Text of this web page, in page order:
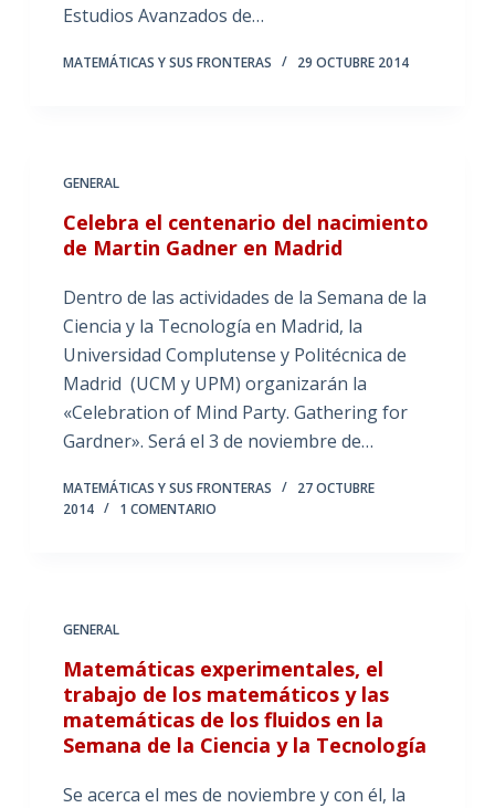
Estudios Avanzados de…
MATEMÁTICAS Y SUS FRONTERAS 29 OCTUBRE 2014
GENERAL
Celebra el centenario del nacimiento
de Martin Gadner en Madrid
Dentro de las actividades de la Semana de la
Ciencia y la Tecnología en Madrid, la
Universidad Complutense y Politécnica de
Madrid (UCM y UPM) organizarán la
«Celebration of Mind Party. Gathering for
Gardner». Será el 3 de noviembre de…
MATEMÁTICAS Y SUS FRONTERAS
27 OCTUBRE
2014
1 COMENTARIO
GENERAL
Matemáticas experimentales, el
trabajo de los matemáticos y las
matemáticas de los fluidos en la
Semana de la Ciencia y la Tecnología
Se acerca el mes de noviembre y con él, la